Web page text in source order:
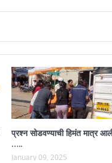
प्रश्न सोडवण्याची हिमंत मात्र
…..
January 09, 2025